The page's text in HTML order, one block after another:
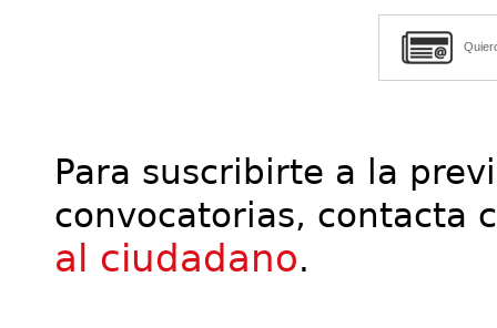
Para suscribirte a la
convocatorias, contacta
al ciudadano.